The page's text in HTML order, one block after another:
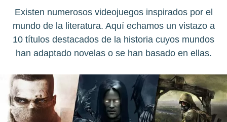
Existen numerosos videojuegos inspirados por el
mundo de la literatura. Aquí echamos un vistazo a
10 títulos destacados de la historia cuyos mundos
han adaptado novelas o se han basado en ellas.